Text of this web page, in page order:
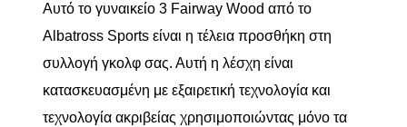
Αυτό το γυναικείο 3 Fairway Wood από το
Albatross Sports είναι η τέλεια προσθήκη στη
συλλογή γκολφ σας. Αυτή η λέσχη είναι
κατασκευασμένη με εξαιρετική τεχνολογία και
τεχνολογία ακριβείας χρησιμοποιώντας μόνο τα